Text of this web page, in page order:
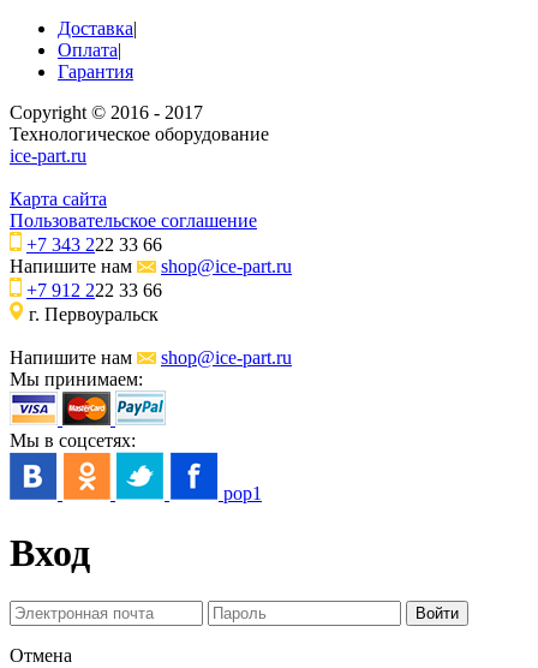
Доставка|
Оплата|
Гарантия
Copyright © 2016 - 2017
Технологическое оборудование
ice-part.ru
Карта сайта
Пользовательское соглашение
+7 343 222 33 66
Напишите нам
shop@ice-part.ru
+7 912 222 33 66
г. Первоуральск
Напишите нам
shop@ice-part.ru
Мы принимаем:
Мы в соцсетях:
pop1
Вход
Отмена